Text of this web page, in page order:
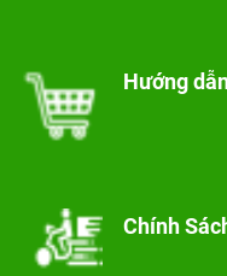
Hướng
Chính